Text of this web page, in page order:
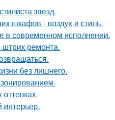
звезд.
шкафов - воздух и стиль.
в современном исполнении.
ремонта.
без лишнего.